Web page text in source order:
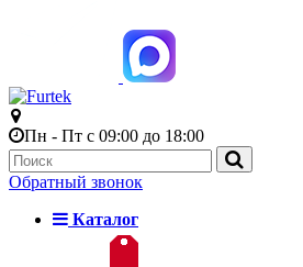
Пн - Пт с 09:00 до 18:00
Обратный звонок
Каталог